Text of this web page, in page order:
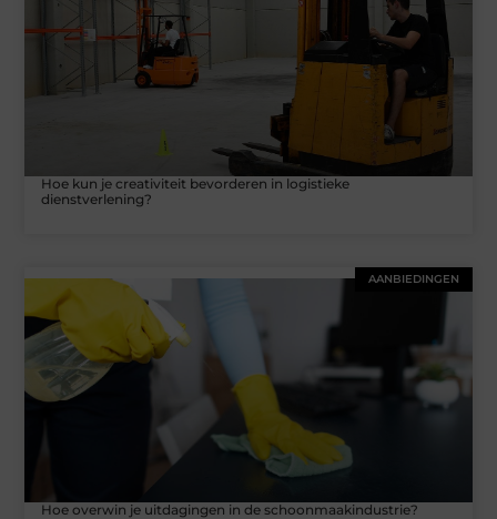
Hoe kun je creativiteit bevorderen in logistieke
dienstverlening?
AANBIEDINGEN
Hoe overwin je uitdagingen in de schoonmaakindustrie?